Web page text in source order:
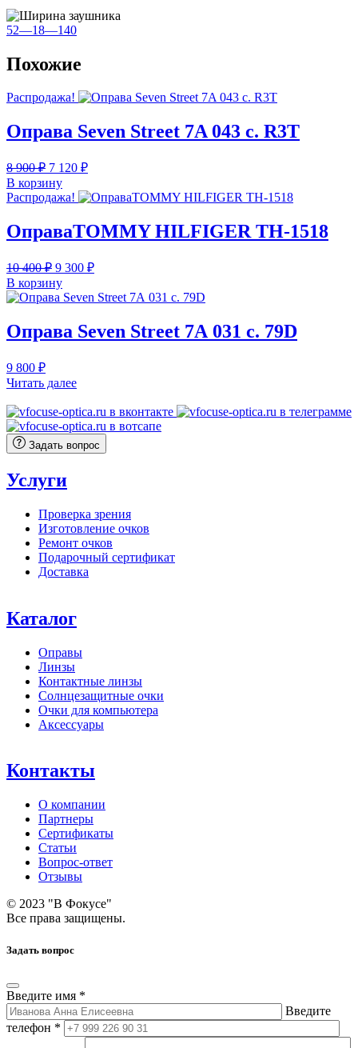
52—18—140
Похожие
Распродажа!
Оправа Seven Street 7A 043 с. R3T
8 900₽ Первоначальная
цена
составляла
8
900 ₽.
7 120 ₽Текущая
7
В корзину
Распродажа!
ОправаTOMMY HILFIGER TH-1518
10 400₽ Первоначальная
цена
составляла
10
400 ₽.
9 300 ₽Текущая
9
В корзину
Оправа Seven Street 7А 031 c. 79D
9 800 ₽
Читать далее
Задать вопрос
Услуги
Проверка зрения
Изготовление очков
Ремонт очков
Подарочный сертификат
Доставка
Каталог
Оправы
Линзы
Контактные линзы
Солнцезащитные очки
Очки для компьютера
Аксессуары
Контакты
О компании
Партнеры
Сертификаты
Статьи
Вопрос-ответ
Отзывы
© 2023 "В Фокусе"
Все права защищены.
Задать вопрос
Введите имя *
Введите
телефон *